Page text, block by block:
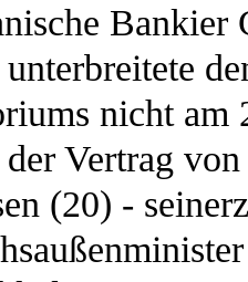
nicht am
der Vertrag
(20) -